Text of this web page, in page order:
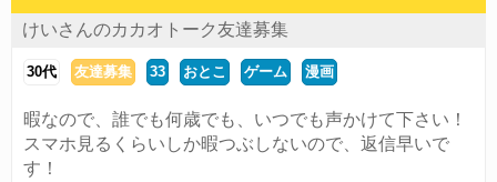
けいさんのカカオトーク友達募集
30代 友達募集 33 おとこ ゲーム 漫画
暇なので、誰でも何歳でも、いつでも声かけて下さい！
スマホ見るくらいしか暇つぶしないので、返信早いで
す！